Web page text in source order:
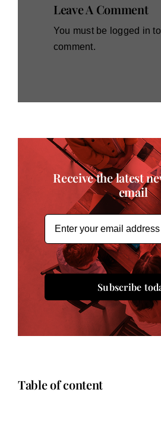
Leave A Comment
You must be logged in
comment.
Receive the latest
email
Subscribe
Table of content